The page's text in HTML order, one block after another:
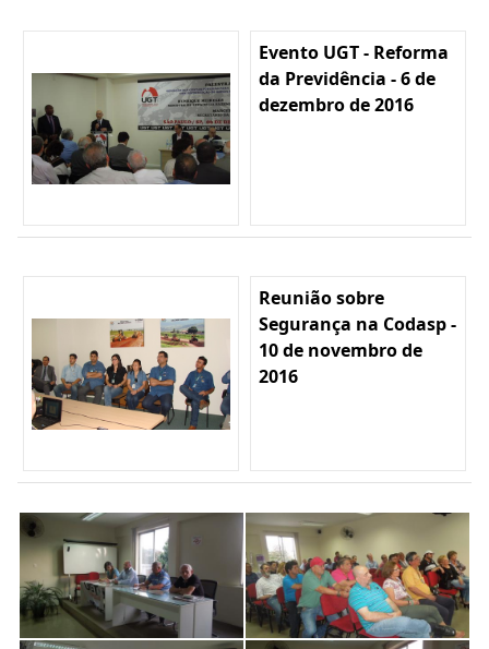
Evento UGT - Reforma
da Previdência - 6 de
dezembro de 2016
Reunião sobre
Segurança na Codasp -
10 de novembro de
2016